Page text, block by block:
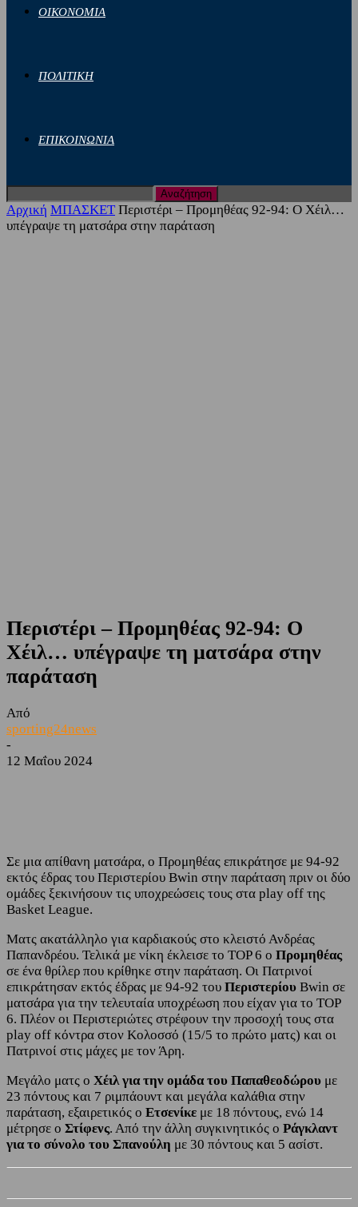
ΟΙΚΟΝΟΜΙΑ
ΠΟΛΙΤΙΚΗ
ΕΠΙΚΟΙΝΩΝΙΑ
Αρχική ΜΠΑΣΚΕΤ Περιστέρι – Προμηθέας 92-94: Ο Χέιλ…
υπέγραψε τη ματσάρα στην παράταση
Περιστέρι – Προμηθέας 92-94: Ο
Χέιλ… υπέγραψε τη ματσάρα στην
παράταση
Από
sporting24news
-
12 Μαΐου 2024
Σε μια απίθανη ματσάρα, ο Προμηθέας επικράτησε με 94-92
εκτός έδρας του Περιστερίου Bwin στην παράταση πριν οι δύο
ομάδες ξεκινήσουν τις υποχρεώσεις τους στα play off της
Basket League.
Ματς ακατάλληλο για καρδιακούς στο κλειστό Ανδρέας
Παπανδρέου. Τελικά με νίκη έκλεισε το ΤΟP 6 ο Προμηθέας
σε ένα θρίλερ που κρίθηκε στην παράταση. Οι Πατρινοί
επικράτησαν εκτός έδρας με 94-92 του Περιστερίου Bwin σε
ματσάρα για την τελευταία υποχρέωση που είχαν για το TOP
6. Πλέον οι Περιστεριώτες στρέφουν την προσοχή τους στα
play off κόντρα στον Κολοσσό (15/5 το πρώτο ματς) και οι
Πατρινοί στις μάχες με τον Άρη.
Μεγάλο ματς ο Χέιλ για την ομάδα του Παπαθεοδώρου με
23 πόντους και 7 ριμπάουντ και μεγάλα καλάθια στην
παράταση, εξαιρετικός ο Ετσενίκε με 18 πόντους, ενώ 14
μέτρησε ο Στίφενς. Από την άλλη συγκινητικός ο Ράγκλαντ
για το σύνολο του Σπανούλη με 30 πόντους και 5 ασίστ.